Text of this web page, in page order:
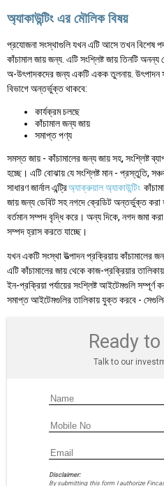
অ্যাকাউন্টিং এর মৌলিক বিষয়
প্রযোজনা সংস্থাগুলি যখন এটি আসে তখন বিশেষ
কাঁচামাল জায় জন্য. এটি সংশ্লিষ্ট জায় তিনটি
অ-উৎপাদকদের জন্য একটি একক তুলনায়. উৎপাদন
বিভাগে অন্তর্ভুক্ত থাকবে:
কার্যক্রম চলছে
কাঁচামাল জন্য জায়
সমাপ্ত পণ্য
সমস্ত জায় - কাঁচামালের জন্য জায় সহ, সংশ্লিষ্ট
হচ্ছে। এটি বোঝায় যে সংশ্লিষ্ট মান - প্রস্তুতি,
সাধারণ জার্নাল এন্ট্রিঅ্যাক্রুয়াল অ্যাকাউন্টিং
জায় জন্য ডেবিট সহ নগদে ক্রেডিট অন্তর্ভুক্ত করা
বর্তমান সম্পদ বৃদ্ধি করে। অন্য দিকে, নগদ জমা করা
সম্পদ হ্রাস করতে যাচ্ছে।
যখন একটি সংস্থা উত্পাদন প্রক্রিয়ায় কাঁচামালের
এটি কাঁচামালের জায় থেকে কাজ-প্রক্রিয়ার
ইন-প্রক্রিয়া পর্যায়ের সংশ্লিষ্ট আইটেমগুলি
সমাপ্ত আইটেমগুলির তালিকায় যুক্ত করবে -
Ready
Talk to our
Disclaimer:
By submitting this form I authorize